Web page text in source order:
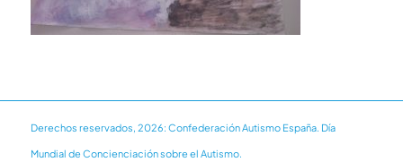
Derechos reservados, 2026: Confederación Autismo España. Día
Mundial de Concienciación sobre el Autismo.